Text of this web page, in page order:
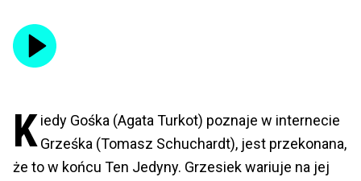
K iedy Gośka (Agata Turkot) poznaje w internecie
Grześka (Tomasz Schuchardt), jest przekonana,
że to w końcu Ten Jedyny. Grzesiek wariuje na jej